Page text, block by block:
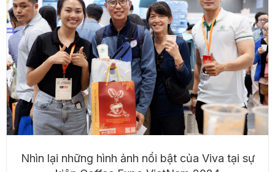
Nhìn lại những hình ảnh nổi bật của Viva tại sự